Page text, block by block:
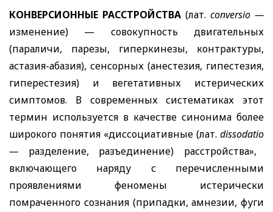
КОНВЕРСИОННЫЕ РАССТРОЙСТВА (лат. conversio —
изменение) — совокупность двигательных
(параличи, парезы, гиперкинезы, контрактуры,
астазия-абазия), сенсорных (анестезия, гипестезия,
гиперестезия) и вегетативных истерических
симптомов. В современных систематиках этот
термин используется в качестве синонима более
широкого понятия «диссоциативные (лат. dissodatio
— разделение, разъединение) расстройства»,
включающего наряду с перечисленными
проявлениями феномены истерически
помраченного сознания (припадки, амнезии, фуги